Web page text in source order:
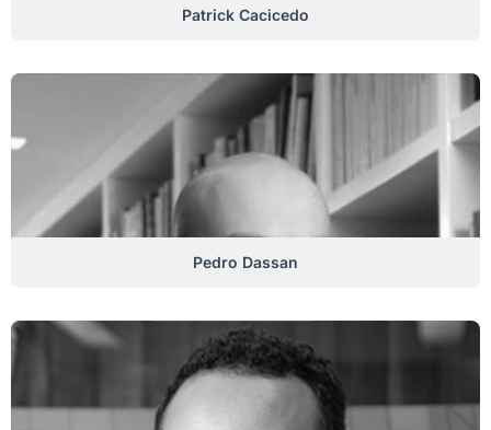
Patrick Cacicedo
Pedro Dassan